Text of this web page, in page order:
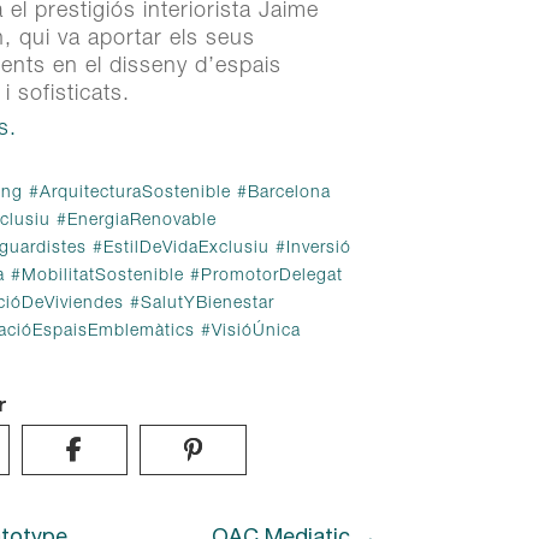
el prestigiós interiorista Jaime
qui va aportar els seus
en el disseny d’espais
i sofisticats.
#ArquitecturaSostenible # Barcelona
# EnergiaRenovable
# EstilDeVidaExclusiu # Inversió
# MobilitatSostenible # PromotorDelegat
#SalutYBienestar
#VisióÚnica
qui va aportar els seus
en el disseny d’espais
i sofisticats.
EnergiaRenovable
EstilDeVidaExclusiu
MobilitatSostenible
PromotorDelegat
SalutYBienestar
VisióÚnica